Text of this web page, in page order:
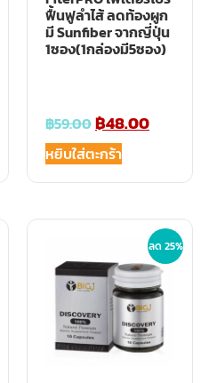
ฟื้นฟูลำไส้ ลดท้องผูก
มี Sunfiber จากญี่ปุ่น
1ซอง(1กล่องมี5ซอง)
฿59.00฿48.00
หยิบใส่ตะกร้า
ลด 25%